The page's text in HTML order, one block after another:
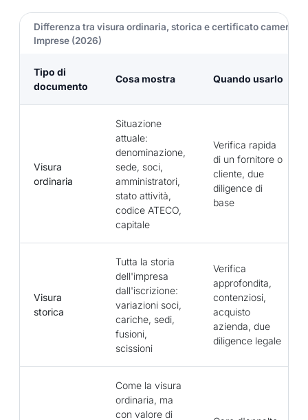
Differenza tra visura ordinaria, storica e certificato camerale
Imprese (2026)
Tipo di
documento
Cosa mostra Quando usarlo
Visura
ordinaria
Situazione
attuale:
denominazione,
sede, soci,
amministratori,
stato attività,
codice ATECO,
capitale
Verifica rapida
di un fornitore o
cliente, due
diligence di
base
Visura
storica
Tutta la storia
dell'impresa
dall'iscrizione:
variazioni soci,
cariche, sedi,
fusioni,
scissioni
Verifica
approfondita,
contenziosi,
acquisto
azienda, due
diligence legale
Come la visura
ordinaria, ma
con valore di